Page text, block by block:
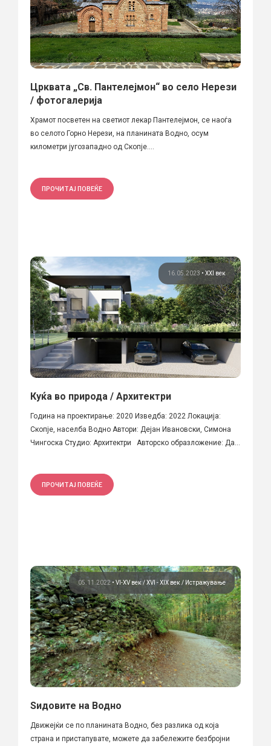
Црквата „Св. Пантелејмон“ во село Нерези
/ фотогалерија
Храмот посветен на светиот лекар Пантелејмон, се наоѓа
во селото Горно Нерези, на планината Водно, осум
километри југозападно од Скопје....
ПРОЧИТАЈ ПОВЕЌЕ
16.05.2023 • XXI век
Куќа во природа / Архитектри
Година на проектирање: 2020 Изведба: 2022 Локација:
Скопје, населба Водно Автори: Дејан Ивановски, Симона
Чингоска Студио: Архитектри Авторско образложение: Дa...
ПРОЧИТАЈ ПОВЕЌЕ
05.11.2022 • VI-XV век XVI - XIX век Истражување
Ѕидовите на Водно
Движејќи се по планината Водно, без разлика од која
страна и пристапувате, можете да забележите безбројни